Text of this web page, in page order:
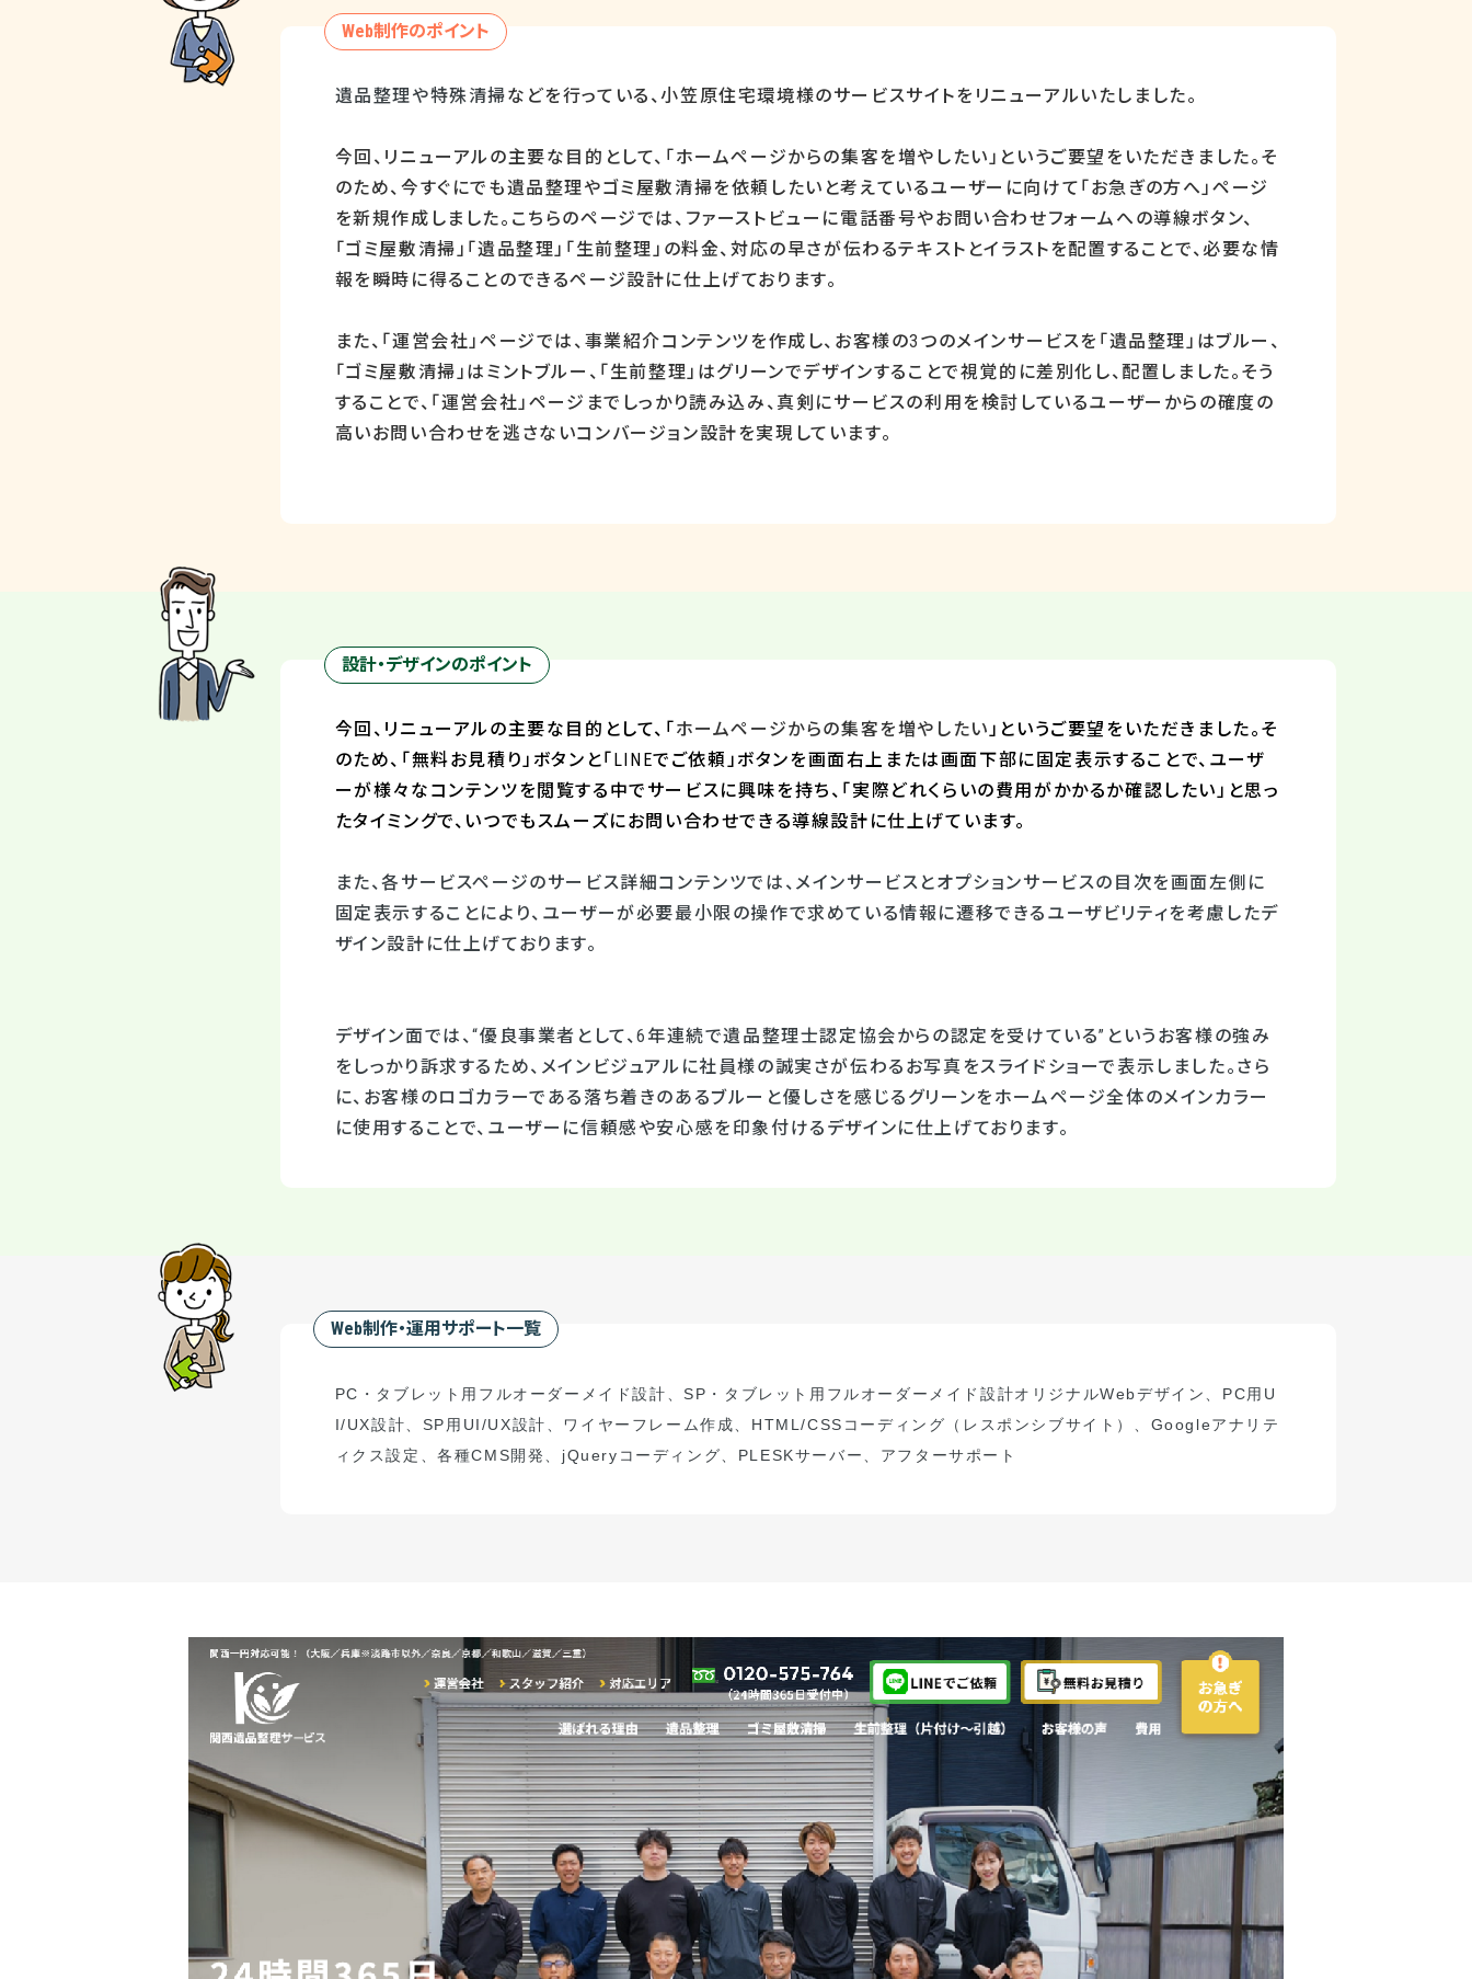
Web制作のポイント
遺品整理や特殊清掃などを行っている、小笠原住宅環境様のサービスサイトをリニューアルいたしました。
今回、リニューアルの主要な目的として、「ホームページからの集客を増やしたい」というご要望をいただきました。そ
のため、今すぐにでも遺品整理やゴミ屋敷清掃を依頼したいと考えているユーザーに向けて「お急ぎの方へ」ページ
を新規作成しました。こちらのページでは、ファーストビューに電話番号やお問い合わせフォームへの導線ボタン、
「ゴミ屋敷清掃」「遺品整理」「生前整理」の料金、対応の早さが伝わるテキストとイラストを配置することで、必要な情
報を瞬時に得ることのできるページ設計に仕上げております。
また、「運営会社」ページでは、事業紹介コンテンツを作成し、 お客様の3 つのメインサービスを「遺品整理」はブルー、
「ゴミ屋敷清掃」はミントブルー、「生前整理」はグリーンでデザインすることで視覚的に差別化し、配置しました。 そう
することで、「運営会社」ページまでしっかり読み込み、真剣にサービスの利用を検討しているユーザーからの確度の
高いお問い合わせを逃さないコンバージョン設計を実現しています。
設計・デザインのポイント
今回、リニューアルの主要な目的として、「ホームページからの集客を増やしたい」というご要望をいただきました。そ
のため、「無料お見積り」ボタンと「LINEでご依頼」ボタンを画面右上または画面下部に固定表示することで、 ユーザ
ーが様々なコンテンツを閲覧する中でサービスに興味を持ち、「実際どれくらいの費用がかかるか確認したい」と思っ
たタイミングで、いつでもスムーズにお問い合わせできる導線設計に仕上げています。
また、各サービスページのサービス詳細コンテンツでは、メインサービスとオプションサービスの目次を画面左側に
固定表示することにより、ユーザーが必要最小限の操作で求めている情報に遷移できるユーザビリティを考慮したデ
ザイン設計に仕上げております。
デザイン面では、“優良事業者として、6年連続で遺品整理士認定協会からの認定を受けている”というお客様の強み
をしっかり訴求するため、メインビジュアルに社員様の誠実さが伝わるお写真をスライドショーで表示しました。さら
に、お客様のロゴカラーである落ち着きのあるブルーと優しさを感じるグリーンをホームページ全体のメインカラー
に使用することで、ユーザーに信頼感や安心感を印象付けるデザインに仕上げております。
Web制作・運用サポート一覧
PC ・タブレット用フルオーダーメイド設計 、SP ・タブレット用フルオーダーメイド設計オリジナルWebデザイン、 PC用 U
I/UX設計、 SP 用 UI/UX設計、ワイヤーフレーム作成、 HTML/CSS コーディング（ レスポンシブサイト） Googleアナリテ
ィクス設定、各種CMS開発、 jQuery コーディング、 PLESKサーバー、アフターサポート